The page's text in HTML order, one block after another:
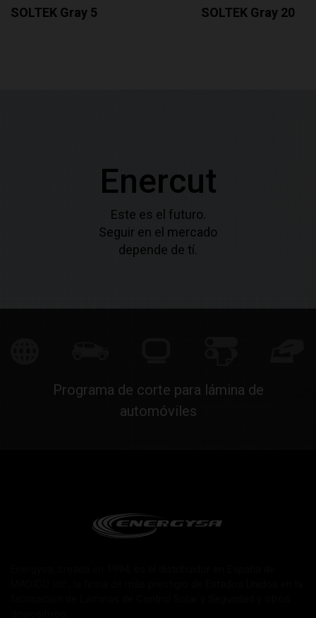
SOLTEK Gray 5 SOLTEK Gray 20
Enercut
Este es el futuro.
Seguir en el mercado
depende de tí.
Programa de corte para lámina de
automóviles